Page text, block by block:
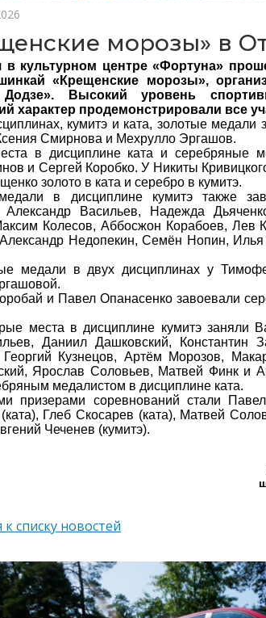
морозы» в
в культурном центре «Фортуна»
«Крещенские морозы»,
Высокий уровень
характер продемонстрировали все
кумитэ и ката, золотые медали
Смирнова и Мехрулло Эргашов.
в дисциплине ката и серебряные
и Сергей Коробко. У Никиты
золото в ката и серебро в кумитэ.
в дисциплине кумитэ также
Александр Васильев, Надежда
Колесов, Аббосжон Корабоев, Лев
Недопекин, Семён Нопин,
медали в двух дисциплинах у
и Павел Опанасенко завоевали
места в дисциплине кумитэ заняли
Даниил Дашковский, Константин
Георгий Кузнецов, Артём Морозов,
Ярослав Соловьев, Матвей Финк и
медалистом в дисциплине ката.
призерами соревнований стали
Глеб Скосарев (ката), Матвей
Чеченев (кумитэ).
к списку новостей